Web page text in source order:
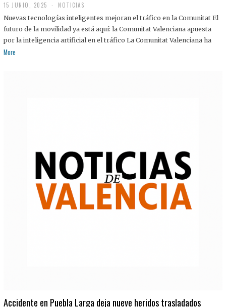
15 JUNIO, 2025 NOTICIAS
Nuevas tecnologías inteligentes mejoran el tráfico en la Comunitat El
futuro de la movilidad ya está aquí: la Comunitat Valenciana apuesta
por la inteligencia artificial en el tráfico La Comunitat Valenciana ha
More
Accidente en Puebla Larga deja nueve heridos trasladados